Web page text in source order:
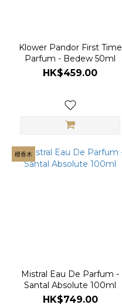
Klower Pandor First Time
Parfum - Bedew 50ml
HK$459.00
檀香木
Mistral Eau De Parfum -
Santal Absolute 100ml
HK$749.00